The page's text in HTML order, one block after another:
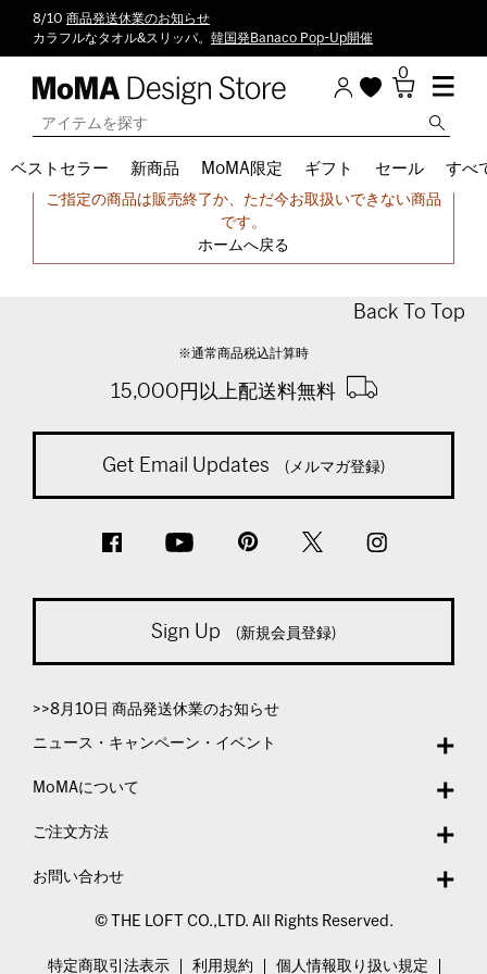
8/10 商品発送休業のお知らせ
カラフルなタオル&スリッパ。 韓国発Banaco Pop-Up開催
0
ベストセラー 新商品 MoMA限定 ギフト セール すべ
申し訳ございません。
ご指定の商品は販売終了か、ただ今お取扱いできない商品
です。
ホームへ戻る
Back To Top
※通常商品税込計算時
15,000円以上配送料無料
Get Email Updates (メルマガ登録)
Sign Up (新規会員登録)
>>8月10日 商品発送休業のお知らせ
ニュース・キャンペーン・イベント
MoMAについて
ご注文方法
お問い合わせ
© THE LOFT CO.,LTD. All Rights Reserved.
特定商取引法表示 利用規約 個人情報取り扱い規定